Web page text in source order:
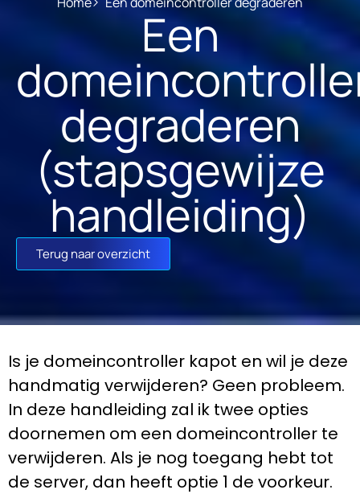
Een
degraderen
(stapsgewijze
handleiding)
Terug naar overzicht
Is je domeincontroller kapot en wil je deze
handmatig verwijderen? Geen probleem.
In deze handleiding zal ik twee opties
doornemen om een ​​domeincontroller te
verwijderen. Als je nog toegang hebt tot
de server, dan heeft optie 1 de voorkeur.